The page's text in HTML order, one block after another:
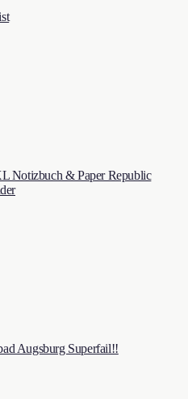
Notizbuch & Paper Republic
Augsburg Superfail!!